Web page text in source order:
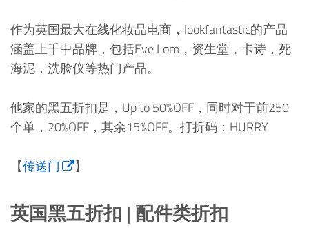
作为英国最大在线化妆品电商，lookfantastic的产品
涵盖上千中品牌，包括Eve Lom，资生堂，卡诗，死
海泥，洗脸仪等热门产品。
他家的黑五折扣是，Up to 50%OFF，同时对于前250
个单，20%OFF，其余15%OFF。打折码：HURRY
【传送门 】
英国黑五折扣 | 配件类折扣